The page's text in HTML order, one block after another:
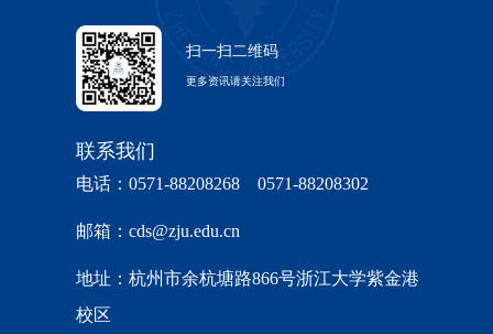
扫一扫二维码
更多资讯请关注我们
联系我们
电话：0571-88208268 0571-88208302
邮箱：cds@zju.edu.cn
地址：杭州市余杭塘路866号浙江大学紫金港
校区